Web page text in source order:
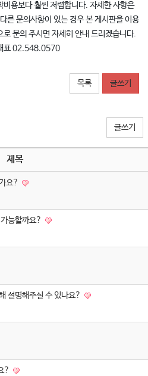
용보다 훨씬 저렴합니다. 자세한 사항은
른 문의사항이 있는 경우 본 게시판을 이용
문의 주시면 자세히 안내 드리겠습니다.
표 02.548.0570
목록 글쓰기
글쓰기
제목
요?
능할까요?
설명해주실 수 있나요?
?